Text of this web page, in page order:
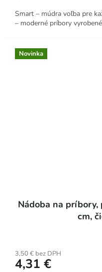
Smart – múdra voľba pre
– moderné príbory
Novinka
Nádoba na príbory,
cm,
3,50 € bez DPH
4,31 €